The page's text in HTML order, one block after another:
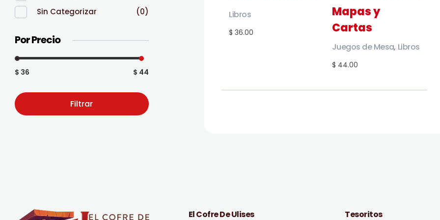
$ 36.00
Libros
Mapas y
Cartas
$ 44.00
Juegos de Mesa, Libros
Sin Categorizar
(0)
Por Precio
$ 36 $ 44
Filtrar
El Cofre De Ulises Tesoritos